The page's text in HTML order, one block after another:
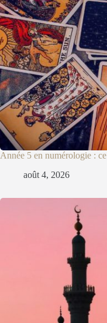
Année 5 en numérologie :
août 4, 2026